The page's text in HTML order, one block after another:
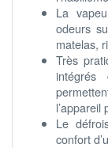
La
odeurs
matelas,
Très
intégrés
Le
confort